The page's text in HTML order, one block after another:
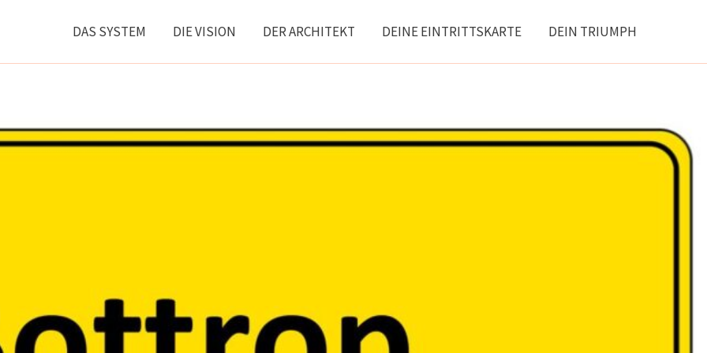
DAS SYSTEM DIE VISION DER ARCHITEKT DEINE EINTRITTSKARTE DEIN TRIUMPH